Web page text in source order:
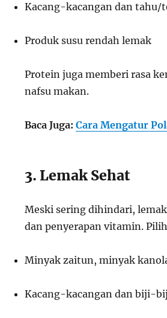
Kacang-kacangan dan tahu/
Produk susu rendah lemak
Protein juga memberi rasa
nafsu makan.
Baca Juga: Cara Mengatur
3. Lemak Sehat
Meski sering dihindari,
dan penyerapan vitamin.
Minyak zaitun, minyak
Kacang-kacangan dan biji-